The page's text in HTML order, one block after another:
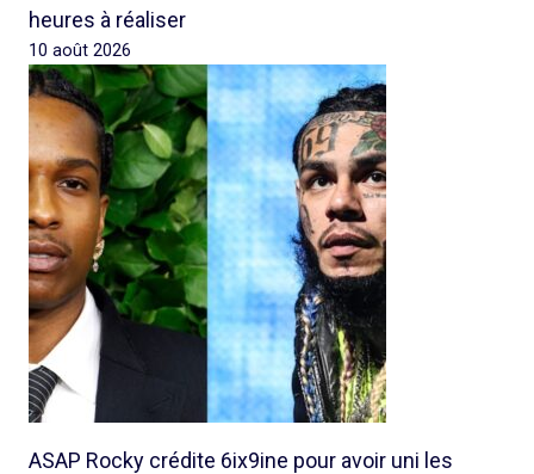
heures à réaliser
10 août 2026
ASAP Rocky crédite 6ix9ine pour avoir uni les